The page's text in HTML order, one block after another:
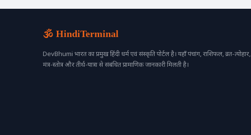
🕉️ HindiTerminal
DevBhumi भारत का प्रमुख हिंदी धर्म एवं संस्कृति पोर्टल है। यहाँ पंचांग, राशिफल, व्रत-त्योहार,
मंत्र-स्तोत्र और तीर्थ-यात्रा से संबंधित प्रामाणिक जानकारी मिलती है।